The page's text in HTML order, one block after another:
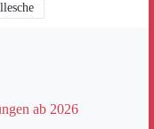
ab 2026